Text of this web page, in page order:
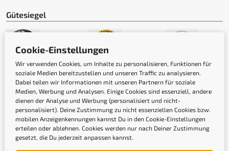
Gütesiegel
Newsletter
Cookie-Einstellungen
Wir verwenden Cookies, um Inhalte zu personalisieren, Funktionen für
soziale Medien bereitzustellen und unseren Traffic zu analysieren.
Dabei teilen wir Informationen mit unseren Partnern für soziale
Medien, Werbung und Analysen. Einige Cookies sind essenziell, andere
dienen der Analyse und Werbung (personalisiert und nicht-
personalisiert). Deine Zustimmung zu nicht essenziellen Cookies bzw.
mobilen Anzeigenkennungen kannst Du in den Cookie-Einstellungen
erteilen oder ablehnen. Cookies werden nur nach Deiner Zustimmung
gesetzt, die Du jederzeit anpassen kannst.